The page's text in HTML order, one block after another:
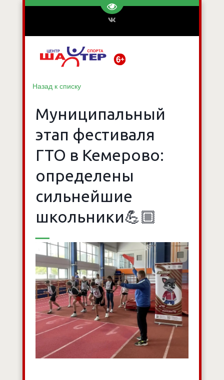
Перейти на версию для
Назад к списку
Муниципальный
этап фестиваля
ГТО в Кемерово:
определены
сильнейшие
школьники💪🏼